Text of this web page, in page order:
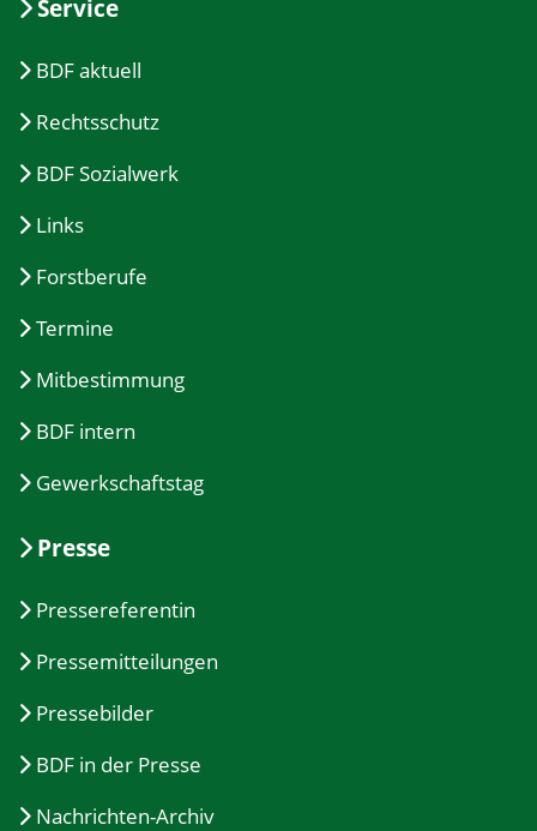
Service
BDF aktuell
Rechtsschutz
BDF Sozialwerk
Links
Forstberufe
Termine
Mitbestimmung
BDF intern
Gewerkschaftstag
Presse
Pressereferentin
Pressemitteilungen
Pressebilder
BDF in der Presse
Nachrichten-Archiv